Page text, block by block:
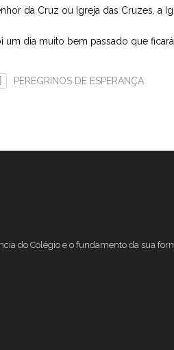
da Cruz ou Igreja das Cruzes, a
um dia muito bem passado que
PEREGRINOS DE ESPERANÇA
do Colégio e o fundamento da sua